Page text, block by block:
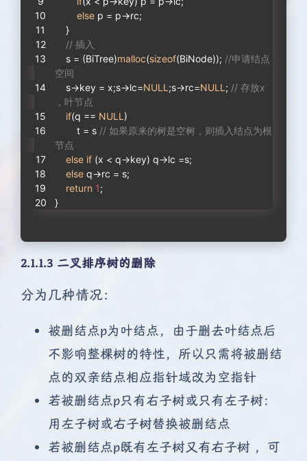
else p = p->rc;
    }
// 插入
    s = (BiTree)
malloc(sizeof(BiNode)); //申请结点
空间
    s->key = x;s->lc=
NULL ;s->rc=NULL ; // 存放x
，叶节点
if(q == NULL )
        t = s
// 如果原来的树是空树，则插入结点为根
节点
else if (x < q->key) q->lc =s;
else q->rc = s;
return 1;
}
2.1.1.3 二叉排序树的删除
分为几种情况：
被删结点p为叶结点，由于删去叶结点后
不影响整棵树的特性，所以只需将被删结
点的双亲结点相应指针域改为空指针
若被删结点p只有右子树或只有左子树：
用左子树或右子树替换被删结点
若被删结点p既有左子树又有右子树 ，可